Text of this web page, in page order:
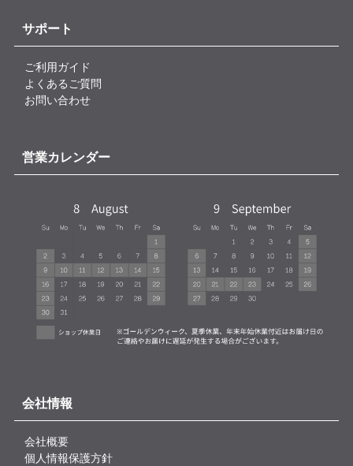
サポート
ご利用ガイド
よくあるご質問
お問い合わせ
営業カレンダー
会社情報
会社概要
個人情報保護方針